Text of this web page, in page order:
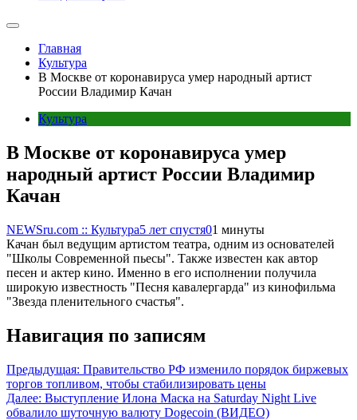
Главная
Культура
В Москве от коронавируса умер народный артист
России Владимир Качан
Культура
В Москве от коронавируса умер
народный артист России Владимир
Качан
NEWSru.com :: Культура5 лет спустя01 минуты
Качан был ведущим артистом театра, одним из основателей
"Школы Современной пьесы". Также известен как автор
песен и актер кино. Именно в его исполнении получила
широкую известность "Песня кавалергарда" из кинофильма
"Звезда пленительного счастья".
Навигация по записям
Предыдущая: Правительство РФ изменило порядок биржевых
торгов топливом, чтобы стабилизировать цены
Далее: Выступление Илона Маска на Saturday Night Live
обвалило шуточную валюту Dogecoin (ВИДЕО)